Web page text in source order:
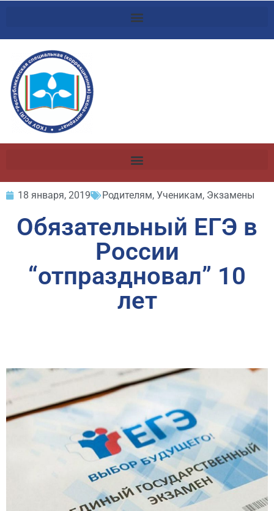
18 января, 2019 Родителям, Ученикам, Экзамены
Обязательный ЕГЭ в
России
“отпраздновал” 10
лет